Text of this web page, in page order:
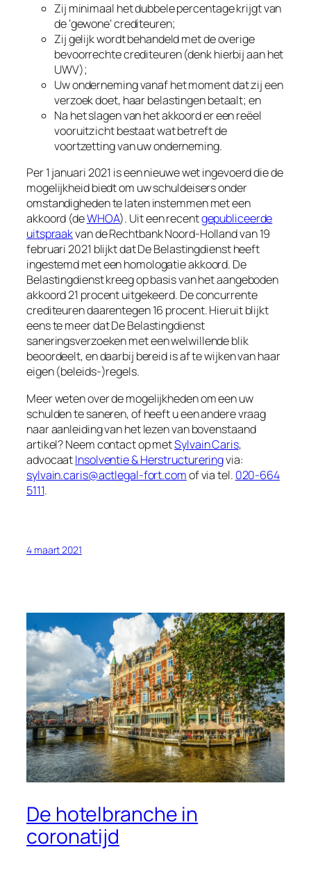
Zij minimaal het dubbele percentage krijgt van
de ‘gewone’ crediteuren;
Zij gelijk wordt behandeld met de overige
bevoorrechte crediteuren (denk hierbij aan het
UWV);
Uw onderneming vanaf het moment dat zij een
verzoek doet, haar belastingen betaalt; en
Na het slagen van het akkoord er een reëel
vooruitzicht bestaat wat betreft de
voortzetting van uw onderneming.
Per 1 januari 2021 is een nieuwe wet ingevoerd die de
mogelijkheid biedt om uw schuldeisers onder
omstandigheden te laten instemmen met een
akkoord (deWHOA). Uit een recentgepubliceerde
uitspraakvan de Rechtbank Noord-Holland van 19
februari 2021 blijkt dat De Belastingdienst heeft
ingestemd met een homologatie akkoord. De
Belastingdienst kreeg op basis van het aangeboden
akkoord 21 procent uitgekeerd. De concurrente
crediteuren daarentegen 16 procent. Hieruit blijkt
eens te meer dat De Belastingdienst
saneringsverzoeken meteen welwillende blik
beoordeelt, en daarbij bereid is af te wijken van haar
eigen (beleids-)regels.
Meer weten over de mogelijkheden om een uw
schulden te saneren, of heeft u een andere vraag
naar aanleiding van het lezen van bovenstaand
artikel? Neem contact op metSylvain Caris,
advocaatInsolventie & Herstructureringvia:
sylvain.caris@actlegal-fort.comof via tel. 020-664
5111.
4 maart 2021
De hotelbranche in
coronatijd